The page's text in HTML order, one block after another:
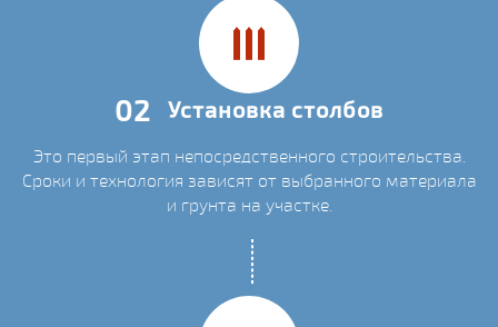
02 Установка столбов
Это первый этап непосредственного строительства.
Сроки и технология зависят от выбранного материала
и грунта на участке.